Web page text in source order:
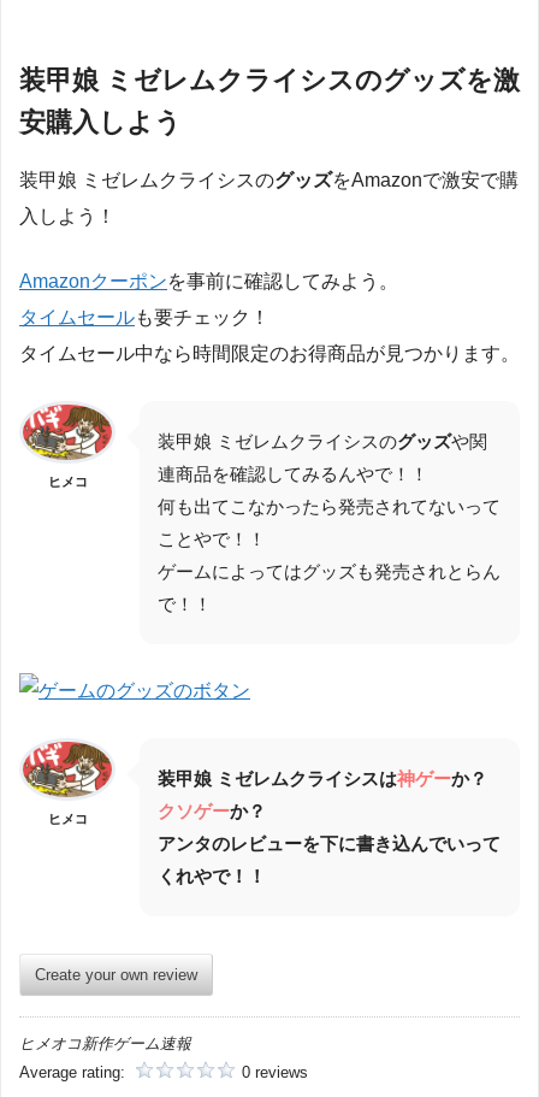
装甲娘 ミゼレムクライシスのグッズを激
安購入しよう
装甲娘 ミゼレムクライシスのグッズをAmazonで激安で購
入しよう！
Amazonクーポンを事前に確認してみよう。
タイムセールも要チェック！
タイムセール中なら時間限定のお得商品が見つかります。
ヒメコ
装甲娘 ミゼレムクライシスのグッズや関
連商品を確認してみるんやで！！
何も出てこなかったら発売されてないって
ことやで！！
ゲームによってはグッズも発売されとらん
で！！
ヒメコ
装甲娘 ミゼレムクライシスは神ゲーか？
クソゲーか？
アンタのレビューを下に書き込んでいって
くれやで！！
Create your own review
ヒメオコ新作ゲーム速報
Average rating:
0 reviews